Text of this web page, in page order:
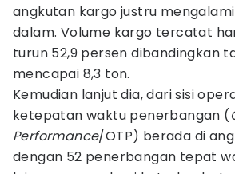
angkutan kargo justru
dalam. Volume kargo tercatat
turun 52,9 persen dibandingkan
mencapai 8,3 ton.
Kemudian lanjut dia, dari sisi
ketepatan waktu penerbangan (
Performance/OTP) berada di
dengan 52 penerbangan tepat